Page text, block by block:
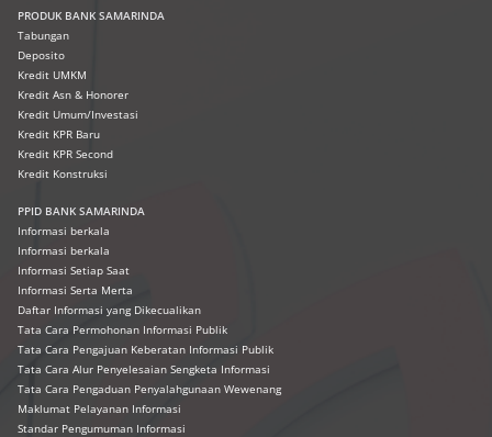
PRODUK BANK SAMARINDA
Tabungan
Deposito
Kredit UMKM
Kredit Asn & Honorer
Kredit Umum/Investasi
Kredit KPR Baru
Kredit KPR Second
Kredit Konstruksi
PPID BANK SAMARINDA
Informasi berkala
Informasi berkala
Informasi Setiap Saat
Informasi Serta Merta
Daftar Informasi yang Dikecualikan
Tata Cara Permohonan Informasi Publik
Tata Cara Pengajuan Keberatan Informasi Publik
Tata Cara Alur Penyelesaian Sengketa Informasi
Tata Cara Pengaduan Penyalahgunaan Wewenang
Maklumat Pelayanan Informasi
Standar Pengumuman Informasi